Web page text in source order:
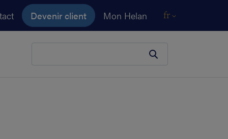
Devenir client Mon Helan fr